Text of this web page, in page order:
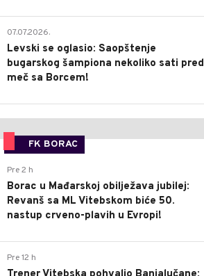
07.07.2026.
Levski se oglasio: Saopštenje
bugarskog šampiona nekoliko sati pred
meč sa Borcem!
FK BORAC
Pre 2 h
Borac u Mađarskoj obilježava jubilej:
Revanš sa ML Vitebskom biće 50.
nastup crveno-plavih u Evropi!
Pre 12 h